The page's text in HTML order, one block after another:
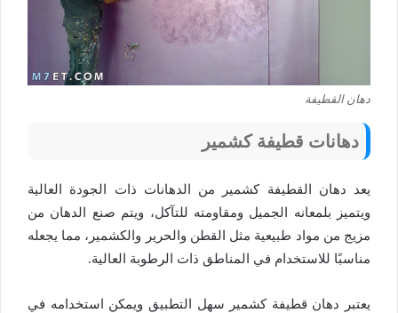
دهان القطيفة
دهانات قطيفة كشمير
يعد دهان القطيفة كشمير من الدهانات ذات الجودة العالية
ويتميز بلمعانه الجميل ومقاومته للتآكل، ويتم صنع الدهان من
مزيج من مواد طبيعية مثل القطن والحرير والكشمير، مما يجعله
مناسبًا للاستخدام في المناطق ذات الرطوبة العالية.
يعتبر دهان قطيفة كشمير سهل التطبيق ويمكن استخدامه في